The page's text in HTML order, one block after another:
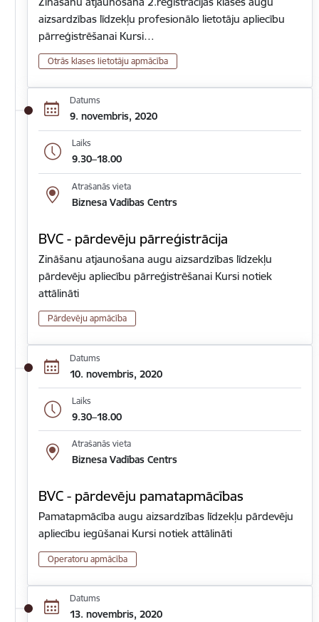
aizsardzības līdzekļu profesionālo lietotāju apliecību
pārreģistrēšanai Kursi…
Otrās klases lietotāju apmācība
Datums
9. novembris, 2020
Laiks
9.30–18.00
Atrašanās vieta
Biznesa Vadības Centrs
BVC - pārdevēju pārreģistrācija
Zināšanu atjaunošana augu aizsardzības līdzekļu
pārdevēju apliecību pārreģistrēšanai Kursi notiek
attālināti
Pārdevēju apmācība
Datums
10. novembris, 2020
Laiks
9.30–18.00
Atrašanās vieta
Biznesa Vadības Centrs
BVC - pārdevēju pamatapmācības
Pamatapmācība augu aizsardzības līdzekļu pārdevēju
apliecību iegūšanai Kursi notiek attālināti
Operatoru apmācība
Datums
13. novembris, 2020